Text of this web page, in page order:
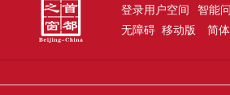
登录用户空间 智能
无障碍 移动版 简体